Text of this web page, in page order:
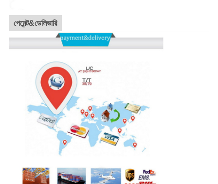
পেমেন্ট&ডেলিভারি